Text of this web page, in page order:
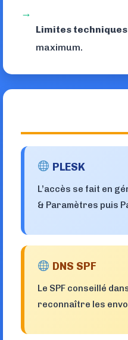
→
Limites techniques
maximum.
PLESK
L’accès se fait en
& Paramètres puis
DNS SPF
Le SPF conseillé
reconnaître les